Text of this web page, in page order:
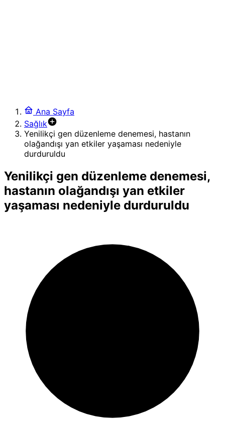
20:40
Apple ve Telegram Çatışması: Şifreli Mesajlaşmada
Gizlilik ve Güvenlik İkilemi
2:34
Apple, 2026 yılında üst düzey akıllı telefon pazarının
yüzde 65’ine hükmetmeyi başardı
Ana Sayfa
Sağlık
Yenilikçi gen düzenleme denemesi, hastanın
olağandışı yan etkiler yaşaması nedeniyle
durduruldu
Yenilikçi gen düzenleme denemesi,
hastanın olağandışı yan etkiler
yaşaması nedeniyle durduruldu